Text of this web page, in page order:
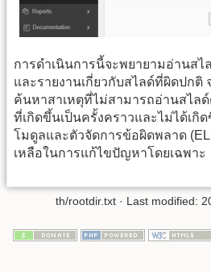
การดำเนินการนี้จะพยายามอ่านสไ
และรายงานเกี่ยวกับสไลด์ที่ผิดปก
ค้นหาสาเหตุที่ไม่สามารถอ่านสไล
ที่เกิดขึ้นเป็นครั้งคราวและไม่ได้เกิ
โมดูลและตัวจัดการข้อผิดพลาด
เหลือในการแก้ไขปัญหาโดยเฉพาะ
th/rootdir.txt · Last modified: